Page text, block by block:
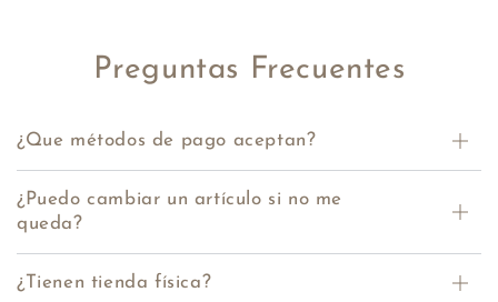
Preguntas Frecuentes
¿Que métodos de pago aceptan?
¿Puedo cambiar un artículo si no me
queda?
¿Tienen tienda física?